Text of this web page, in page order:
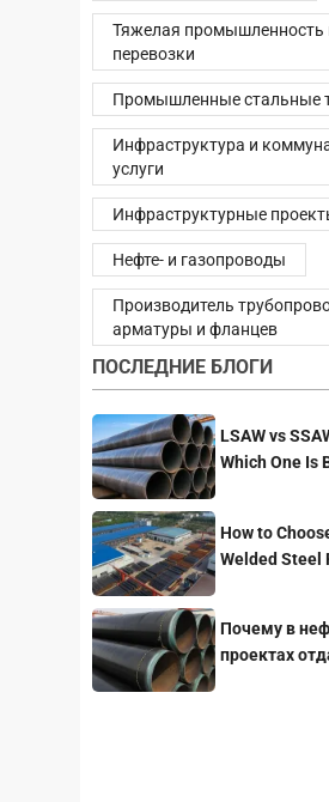
Тяжелая промышленность
перевозки
Промышленные стальные
Инфраструктура и
услуги
Инфраструктурные
Нефте- и газопроводы
Производитель
арматуры и фланцев
ПОСЛЕДНИЕ БЛОГИ
LSAW vs
Which One Is
How to
Welded Steel
Почему в
проектах